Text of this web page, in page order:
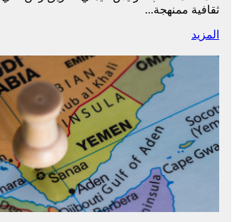
ثقافية ممنهجة...
المزيد